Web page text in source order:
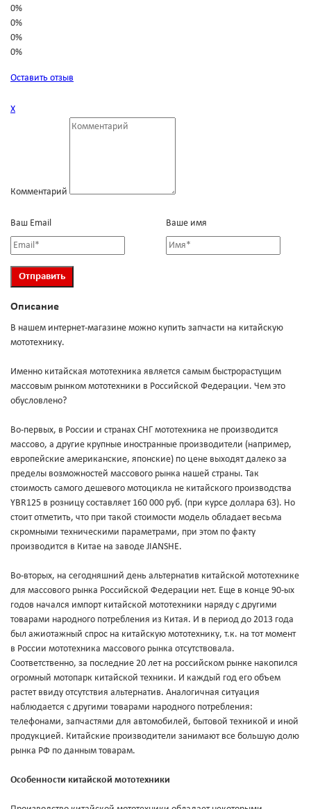
0%
0%
0%
0%
Оставить отзыв
Х
Комментарий
Ваш Email Ваше имя
Описание
В нашем интернет-магазине можно купить запчасти на китайскую
мототехнику.
Именно китайская мототехника является самым быстрорастущим
массовым рынком мототехники в Российской Федерации. Чем это
обусловлено?
Во-первых, в России и странах СНГ мототехника не производится
массово, а другие крупные иностранные производители (например,
европейские американские, японские) по цене выходят далеко за
пределы возможностей массового рынка нашей страны. Так
стоимость самого дешевого мотоцикла не китайского производства
YBR125 в розницу составляет 160 000 руб. (при курсе доллара 63). Но
стоит отметить, что при такой стоимости модель обладает весьма
скромными техническими параметрами, при этом по факту
производится в Китае на заводе JIANSHE.
Во-вторых, на сегодняшний день альтернатив китайской мототехнике
для массового рынка Российской Федерации нет. Еще в конце 90-ых
годов начался импорт китайской мототехники наряду с другими
товарами народного потребления из Китая. И в период до 2013 года
был ажиотажный спрос на китайскую мототехнику, т.к. на тот момент
в России мототехника массового рынка отсутствовала.
Соответственно, за последние 20 лет на российском рынке накопился
огромный мотопарк китайской техники. И каждый год его объем
растет ввиду отсутствия альтернатив. Аналогичная ситуация
наблюдается с другими товарами народного потребления:
телефонами, запчастями для автомобилей, бытовой техникой и иной
продукцией. Китайские производители занимают все большую долю
рынка РФ по данным товарам.
Особенности китайской мототехники